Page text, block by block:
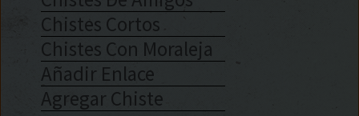
Chistes Cortos
Chistes Con Moraleja
Añadir Enlace
Agregar Chiste